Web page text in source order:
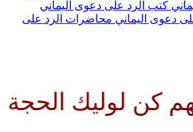
على دعوى اليماني
محاضرات الرد على
الحجة بن الحسن